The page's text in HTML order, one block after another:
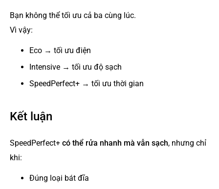
Bạn không thể tối ưu cả ba cùng lúc.
Vì vậy:
Eco → tối ưu điện
Intensive → tối ưu độ sạch
SpeedPerfect+ → tối ưu thời gian
Kết luận
SpeedPerfect+ có thể rửa nhanh mà vẫn sạch, nhưng chỉ
khi:
Đúng loại bát đĩa